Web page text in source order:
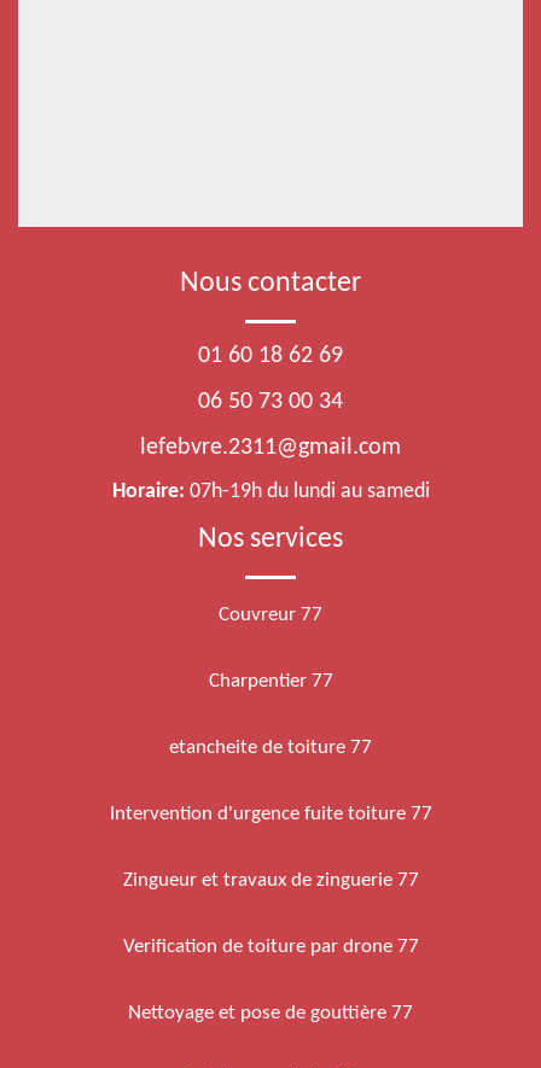
Nous contacter
01 60 18 62 69
06 50 73 00 34
lefebvre.2311@gmail.com
Horaire: 07h-19h du lundi au samedi
Nos services
Couvreur 77
Charpentier 77
etancheite de toiture 77
Intervention d'urgence fuite toiture 77
Zingueur et travaux de zinguerie 77
Verification de toiture par drone 77
Nettoyage et pose de gouttière 77